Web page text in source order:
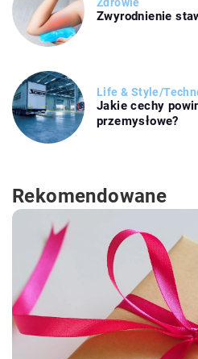
Zdrowie
Zwyrodnienie
Life & Style/
Jakie cechy
przemysłowe?
Rekomendowane